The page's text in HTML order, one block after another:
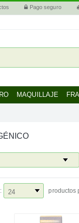
Pago seguro
MAQUILLAJE
productos